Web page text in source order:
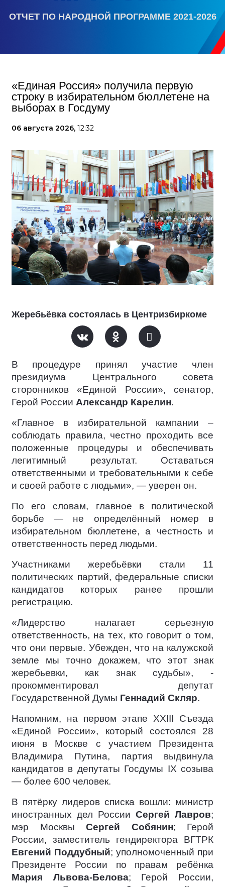
ОТЧЕТ ПО НАРОДНОЙ ПРОГРАММЕ 2021-2026
«Единая Россия» получила первую
строку в избирательном бюллетене на
выборах в Госдуму
06 августа 2026, 12:32
Жеребьёвка состоялась в Центризбиркоме
В процедуре принял участие член
президиума Центрального совета
сторонников «Единой России», сенатор,
Герой России Александр Карелин.
«Главное в избирательной кампании –
соблюдать правила, честно проходить все
положенные процедуры и обеспечивать
легитимный результат. Оставаться
ответственными и требовательными к себе
и своей работе с людьми», — уверен он.
По его словам, главное в политической
борьбе — не определённый номер в
избирательном бюллетене, а честность и
ответственность перед людьми.
Участниками жеребьёвки стали 11
политических партий, федеральные списки
кандидатов которых ранее прошли
регистрацию.
«Лидерство налагает серьезную
ответственность, на тех, кто говорит о том,
что они первые. Убежден, что на калужской
земле мы точно докажем, что этот знак
жеребьевки, как знак судьбы», -
прокомментировал депутат
Государственной Думы Геннадий Скляр.
Напомним, на первом этапе XXIII Съезда
«Единой России», который состоялся 28
июня в Москве с участием Президента
Владимира Путина, партия выдвинула
кандидатов в депутаты Госдумы IX созыва
— более 600 человек.
В пятёрку лидеров списка вошли: министр
иностранных дел России Сергей Лавров;
мэр Москвы Сергей Собянин; Герой
России, заместитель гендиректора ВГТРК
Евгений Поддубный; уполномоченный при
Президенте России по правам ребёнка
Мария Львова-Белова; Герой России,